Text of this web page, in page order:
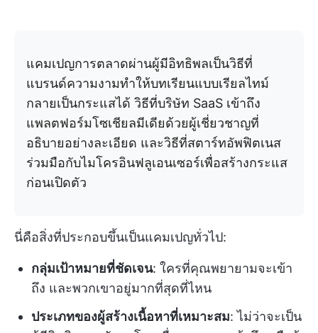
แคมเปญการตลาดผ่านผู้มีอิทธิพลเป็นวิธีที่
แบรนด์ความงามทำให้บทเรียนแบบเรียลไทม์
กลายเป็นกระแสได้ วิธีที่บริษัท SaaS เข้าถึง
แพลตฟอร์มโซเชียลมีเดียด้วยผู้เชี่ยวชาญที่
อธิบายอย่างละเอียด และวิธีที่สตาร์ทอัพฟิตเนส
ร่วมมือกับไมโครอินฟลูเอนเซอร์เพื่อสร้างกระแส
ก่อนเปิดตัว
นี่คือสิ่งที่ประกอบขึ้นเป็นแคมเปญทั่วไป:
กลุ่มเป้าหมายที่ชัดเจน: ใครที่คุณพยายามจะเข้า
ถึง และพวกเขาอยู่มากที่สุดที่ไหน
ประเภทของผู้สร้างเนื้อหาที่เหมาะสม: ไม่ว่าจะเป็น